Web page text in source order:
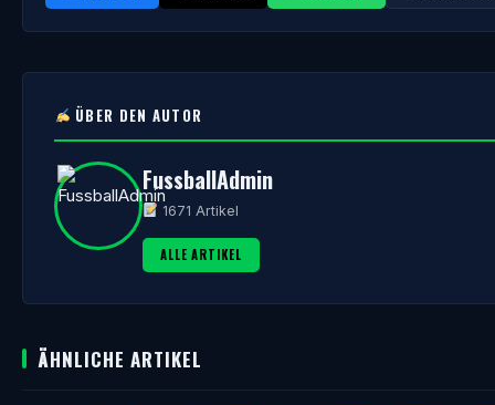
ÜBER DEN AUTOR
FussballAdmin
1671 Artikel
ALLE ARTIKEL
ÄHNLICHE ARTIKEL